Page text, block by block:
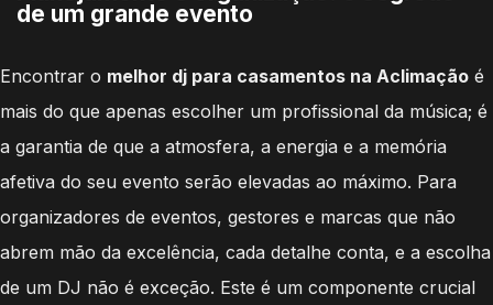
de um grande evento
Encontrar o melhor dj para casamentos na Aclimação é
mais do que apenas escolher um profissional da música; é
a garantia de que a atmosfera, a energia e a memória
afetiva do seu evento serão elevadas ao máximo. Para
organizadores de eventos, gestores e marcas que não
abrem mão da excelência, cada detalhe conta, e a escolha
de um DJ não é exceção. Este é um componente crucial